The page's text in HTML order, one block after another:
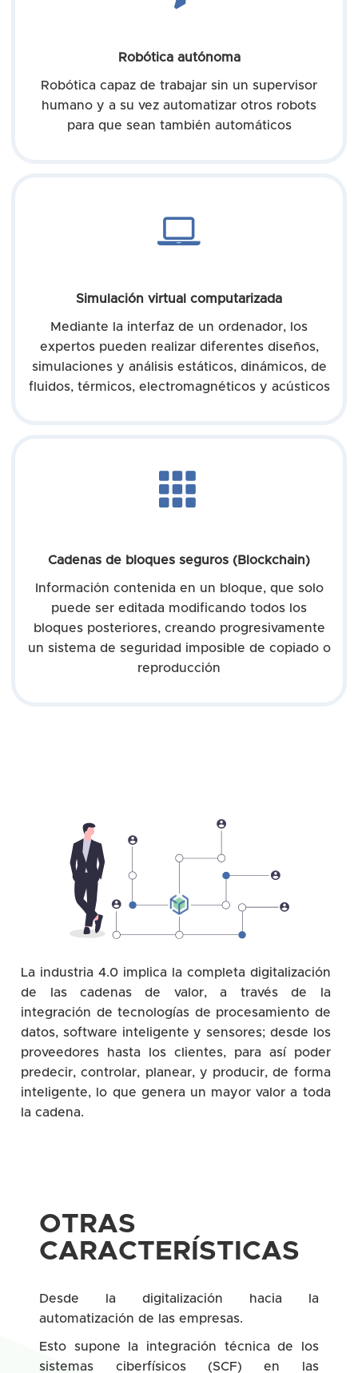
Robótica autónoma
Robótica capaz de trabajar sin un supervisor
humano y a su vez automatizar otros robots
para que sean también automáticos
Simulación virtual computarizada
Mediante la interfaz de un ordenador, los
expertos pueden realizar diferentes diseños,
simulaciones y análisis estáticos, dinámicos, de
fluidos, térmicos, electromagnéticos y acústicos
Cadenas de bloques seguros (Blockchain)
Información contenida en un bloque, que solo
puede ser editada modificando todos los
bloques posteriores, creando progresivamente
un sistema de seguridad imposible de copiado o
reproducción
La industria 4.0 implica la completa digitalización
de las cadenas de valor, a través de la
integración de tecnologías de procesamiento de
datos, software inteligente y sensores; desde los
proveedores hasta los clientes, para así poder
predecir, controlar, planear, y producir, de forma
inteligente, lo que genera un mayor valor a toda
la cadena.
OTRAS
CARACTERÍSTICAS
Desde la digitalización hacia la
automatización de las empresas.
Esto supone la integración técnica de los
sistemas ciberfísicos (SCF) en las